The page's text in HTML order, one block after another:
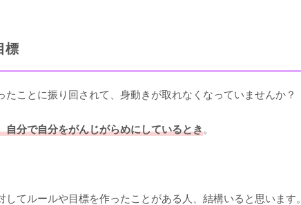
標
ことに振り回されて、身動きが取れなくなっていませんか？
自分で自分をがんじがらめにしているとき。
てルールや目標を作ったことがある人、結構いると思います。